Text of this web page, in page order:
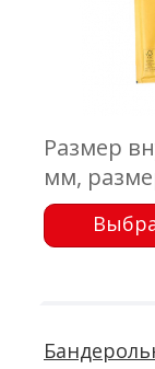
Размер
мм,
290x370
крафт